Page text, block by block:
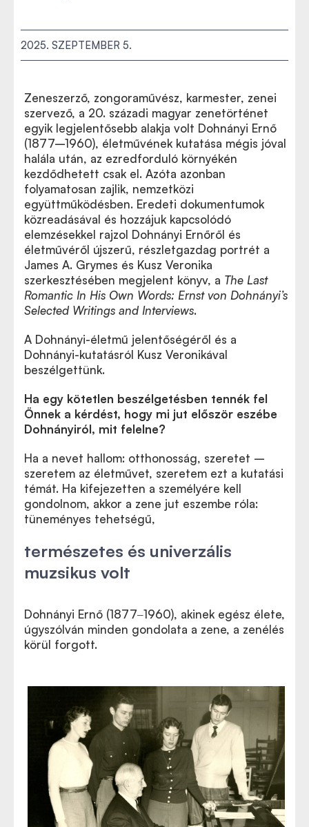
2025. SZEPTEMBER 5.
Zeneszerző, zongoraművész, karmester, zenei
szervező, a 20. századi magyar zenetörténet
egyik legjelentősebb alakja volt Dohnányi Ernő
(1877–1960), életművének kutatása mégis jóval
halála után, az ezredforduló környékén
kezdődhetett csak el. Azóta azonban
folyamatosan zajlik, nemzetközi
együttműködésben. Eredeti dokumentumok
közreadásával és hozzájuk kapcsolódó
elemzésekkel rajzol Dohnányi Ernőről és
életművéről újszerű, részletgazdag portrét a
James A. Grymes és Kusz Veronika
szerkesztésében megjelent könyv, a The Last
Romantic In His Own Words: Ernst von Dohnányi’s
Selected Writings and Interviews.
A Dohnányi-életmű jelentőségéről és a
Dohnányi-kutatásról Kusz Veronikával
beszélgettünk.
Ha egy kötetlen beszélgetésben tennék fel
Önnek a kérdést, hogy mi jut először eszébe
Dohnányiról, mit felelne?
Ha a nevet hallom: otthonosság, szeretet –
szeretem az életművet, szeretem ezt a kutatási
témát. Ha kifejezetten a személyére kell
gondolnom, akkor a zene jut eszembe róla:
tüneményes tehetségű,
természetes és univerzális
muzsikus volt
Dohnányi Ernő (1877‒1960), akinek egész élete,
úgyszólván minden gondolata a zene, a zenélés
körül forgott.